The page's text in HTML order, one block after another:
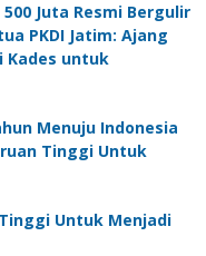
500 Juta Resmi Bergulir
PKDI Jatim: Ajang
Kades untuk
Menuju Indonesia
Tinggi Untuk
Untuk Menjadi